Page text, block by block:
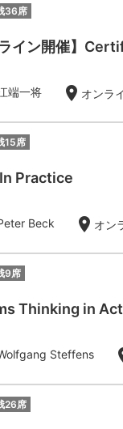
36席
ライン開催】
端一将 location_on オンラ
15席
Practice
Beck location_on オン
9席
Thinking in
Steffens
26席